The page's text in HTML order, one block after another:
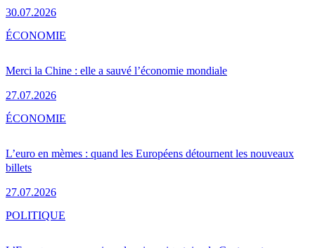
30.07.2026
Merci la Chine : elle a sauvé l’économie mondiale
27.07.2026
ÉCONOMIE
L’euro en mèmes : quand les Européens détournent les nouveaux
billets
27.07.2026
ÉCONOMIE
POLITIQUE